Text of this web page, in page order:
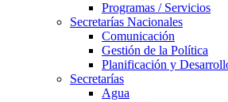
Programas / Servicios
Secretarías Nacionales
Comunicación
Gestión de la Política
Planificación y
Secretarías
Agua